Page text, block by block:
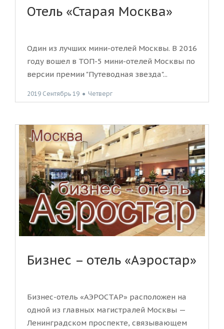
Отель «Старая Москва»
Один из лучших мини-отелей Москвы. В 2016
году вошел в ТОП-5 мини-отелей Москвы по
версии премии "Путеводная звезда"...
2019 Сентябрь 19 ● Четверг
Бизнес – отель «Аэростар»
Бизнес-отель «АЭРОСТАР» расположен на
одной из главных магистралей Москвы —
Ленинградском проспекте, связывающем